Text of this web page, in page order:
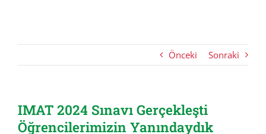
Önceki Sonraki
IMAT 2024 Sınavı Gerçekleşti
Öğrencilerimizin Yanındaydık